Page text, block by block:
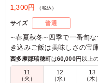
1,300円
（税込）
サイズ 普通
∼春夏秋冬∼四季で一番旬
き込みご飯は美味しさの宝
サバ半身丸々を燻製にした
美味しく仕上がってます。
西多摩郡瑞穂町は60,000円 以上
11
（火）
12
（水）
13
（木）